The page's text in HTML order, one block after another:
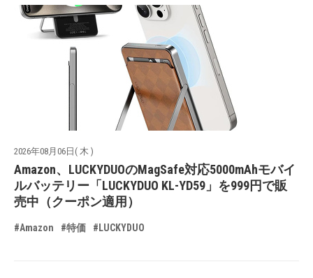
2026年08月06日( 木 )
Amazon、LUCKYDUOのMagSafe対応5000mAhモバイ
ルバッテリー「LUCKYDUO KL-YD59」を999円で販
売中（クーポン適用）
#Amazon #特価 #LUCKYDUO